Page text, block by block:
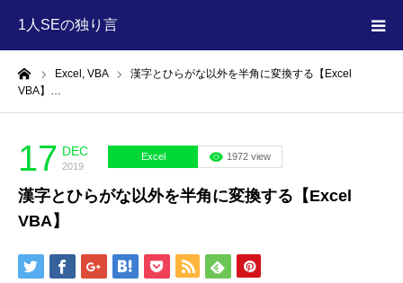
1人SEの独り言
Excel, VBA
漢字とひらがな以外を半角に変換する【Excel
VBA】…
17 DEC
2019
Excel 1972 view
漢字とひらがな以外を半角に変換する【Excel
VBA】
HOME